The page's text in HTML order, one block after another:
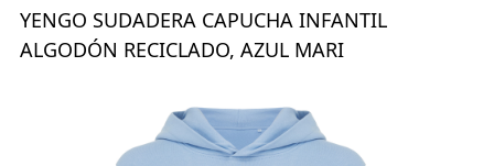
YENGO SUDADERA CAPUCHA INFANTIL
ALGODÓN RECICLADO, AZUL MARI